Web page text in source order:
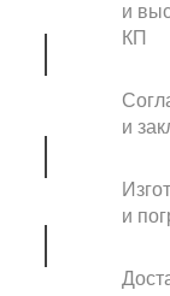
и
КП
и
и